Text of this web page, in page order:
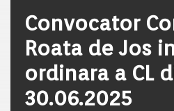
Convocator
Roata de Jos
ordinara a CL
30.06.2025